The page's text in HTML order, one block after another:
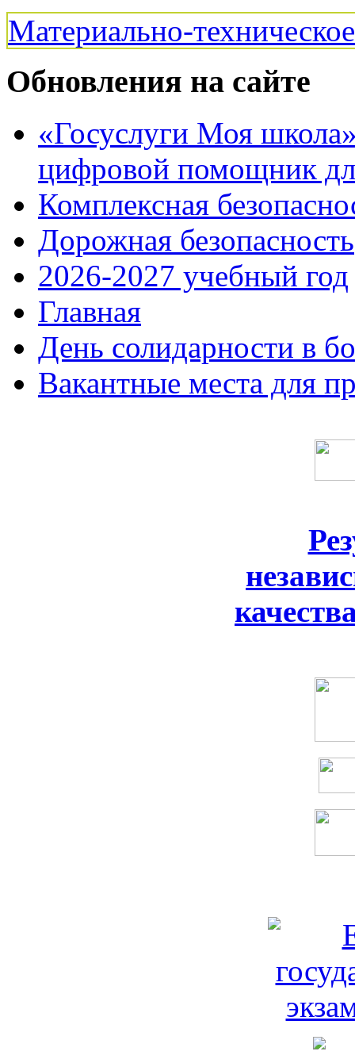
Материально-
Обновления на сайте
«Госуслуги Моя
цифровой помощник
Комплексная
Дорожная безопасность
2026-2027 учебный год
Главная
День солидарности в
Вакантные места для